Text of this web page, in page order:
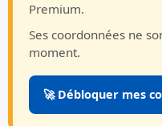
Premium.
Ses coordonnées ne
moment.
🚀 Débloquer mes